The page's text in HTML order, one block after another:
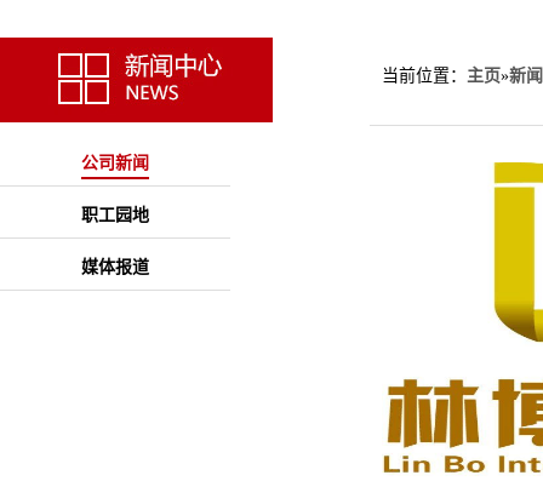
公司新闻
职工园地
媒体报道
当前位置： 主页»新